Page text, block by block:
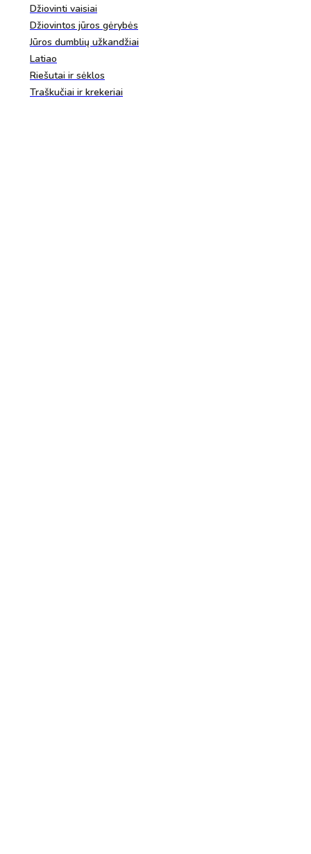
Džiovinti vaisiai
Džiovintos jūros gėrybės
Jūros dumblių užkandžiai
Latiao
Riešutai ir sėklos
Traškučiai ir krekeriai